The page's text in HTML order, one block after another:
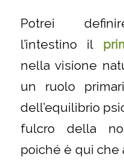
Potrei
l’intestino il
nella visione
un ruolo
dell’equilibrio
fulcro della
poiché è qui che